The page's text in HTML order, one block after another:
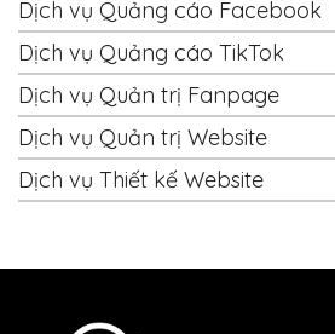
Dịch vụ Quảng cáo Facebook
Dịch vụ Quảng cáo TikTok
Dịch vụ Quản trị Fanpage
Dịch vụ Quản trị Website
Dịch vụ Thiết kế Website